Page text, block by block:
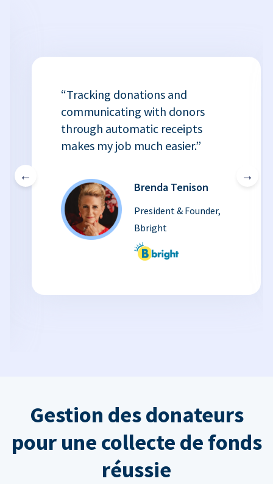
←
“Tracking donations and
communicating with donors
through automatic receipts
makes my job much easier.”
Brenda Tenison
President & Founder,
Bbright
→
Gestion des donateurs
pour une collecte de fonds
réussie